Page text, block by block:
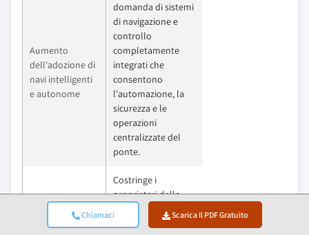
Chiamaci Scarica Il PDF Gratuito
Aumento
dell'adozione di
navi intelligenti
e autonome
domanda di sistemi
di navigazione e
controllo
completamente
integrati che
consentono
l'automazione, la
sicurezza e le
operazioni
centralizzate del
ponte.
Regolamenti
internazionali
Costringe i
proprietari delle
navi a investire in
soluzioni di ponte